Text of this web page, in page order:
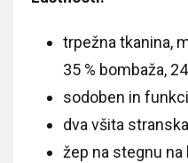
trpežna tkanina,
35 % bombaža,
sodoben in
dva všita
žep na stegnu